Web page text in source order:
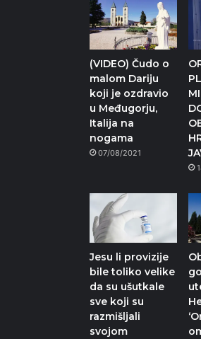
(VIDEO) Čudo o
malom Dariju
koji je ozdravio
u Međugorju,
Italija na
nogama
07/08/2021
Jesu li provizije
bile toliko velike
da su ušutkale
sve koji su
razmišljali
svojom